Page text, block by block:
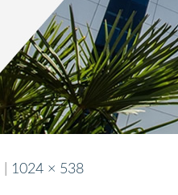
1024 × 538